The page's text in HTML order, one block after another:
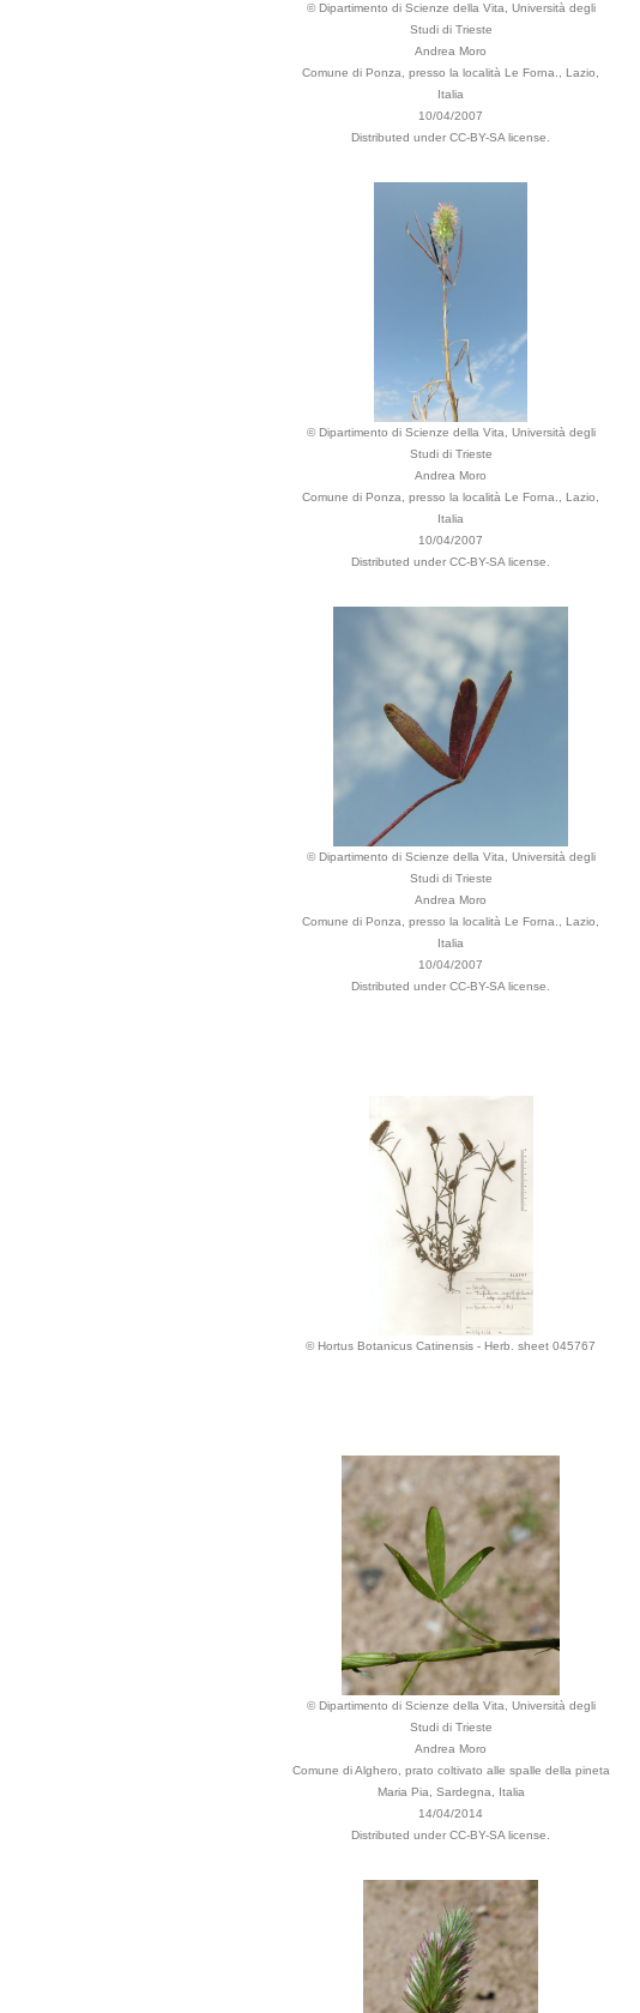
© Dipartimento di Scienze della Vita, Università degli
Studi di Trieste
Andrea Moro
Comune di Ponza, presso la località Le Forna., Lazio,
Italia
10/04/2007
Distributed under CC-BY-SA license.
© Dipartimento di Scienze della Vita, Università degli
Studi di Trieste
Andrea Moro
Comune di Ponza, presso la località Le Forna., Lazio,
Italia
10/04/2007
Distributed under CC-BY-SA license.
© Dipartimento di Scienze della Vita, Università degli
Studi di Trieste
Andrea Moro
Comune di Ponza, presso la località Le Forna., Lazio,
Italia
10/04/2007
Distributed under CC-BY-SA license.
© Hortus Botanicus Catinensis - Herb. sheet 045767
© Dipartimento di Scienze della Vita, Università degli
Studi di Trieste
Andrea Moro
Comune di Alghero, prato coltivato alle spalle della pineta
Maria Pia, Sardegna, Italia
14/04/2014
Distributed under CC-BY-SA license.